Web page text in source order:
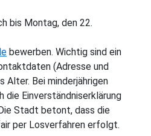
bis Montag, den 22.
bewerben. Wichtig sind ein
(Adresse und
Alter. Bei minderjährigen
die Einverständniserklärung
Stadt betont, dass die
per Losverfahren erfolgt.